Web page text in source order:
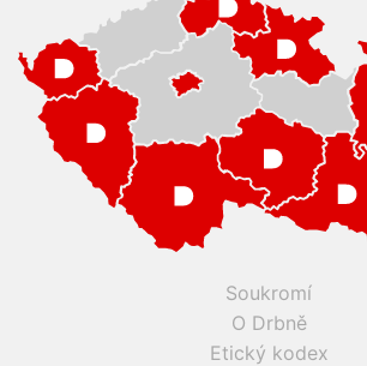
Soukromí
O Drbně
Etický kodex